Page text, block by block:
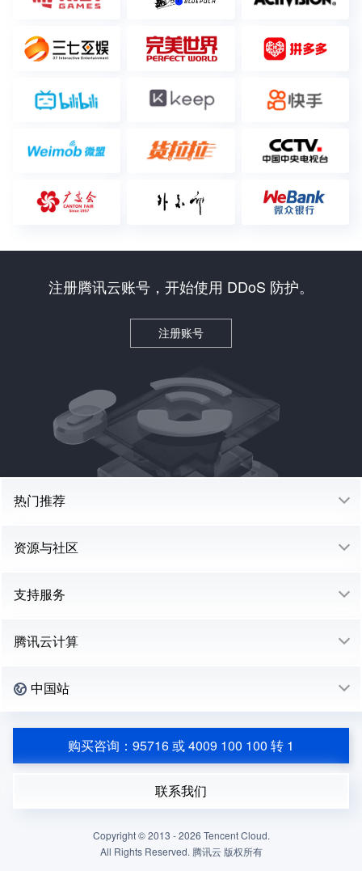
注册腾讯云账号，开始使用 DDoS 防护。
注册账号
热门推荐
资源与社区
支持服务
腾讯云计算
中国站
购买咨询：95716 或 4009 100 100 转 1
联系我们
Copyright © 2013 -2026 Tencent Cloud.
All Rights Reserved. 腾讯云 版权所有